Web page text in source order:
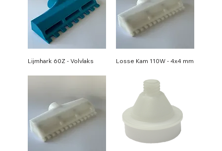
Lijmhark 60Z - Volvlaks Losse Kam 110W - 4x4 mm